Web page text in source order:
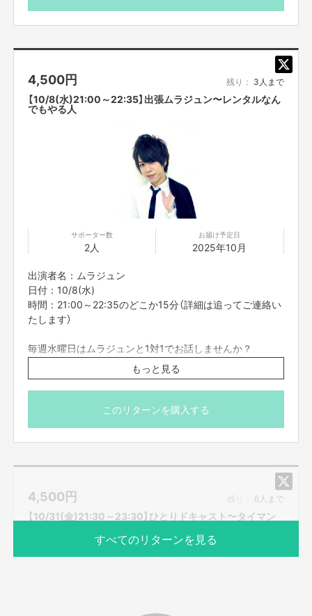
購入者だけのシークレット配信ですので内容は絶対に「口
参加者の方はカメラとマイクをオフでお願いします。
※こちらのリターンは実施日の3日前の16時までお買い求
※プロジェクト本文の末尾に記載されている【ご支援にあた
ってのご注意事項】を必ずご一読ください。
4,500円 残り： 3人まで
【10/8(水)21:00～22:35】出張ムラジュン〜レンタルなん
でもやる人
サポーター数
2人
お届け予定日
2025年10月
出演者名：ムラジュン
日付：10/8(水)
時間：21:00～22:35のどこか15分（詳細は追ってご連絡い
たします）
毎週水曜日はムラジュンと1対1でお話しませんか？
日々の生活にもっと潤いが欲しい
悩みや愚痴を聞いて欲しい
おうち時間を一緒に過ごして欲しい
ただ単にムラジュンと話してみたい
ムラジュンが対応します。
※備考欄にムラジュンとやりたいことを記載してご応募下
さい。
※プロジェクト本文の末尾に記載されている【ご支援にあた
もっと見る
このリターンを購入する
4,500円 残り： 6人まで
【10/31(金)21:30～23:30】ひとりドキャスト〜タイマン
で話そう〜
すべてのリターンを見る